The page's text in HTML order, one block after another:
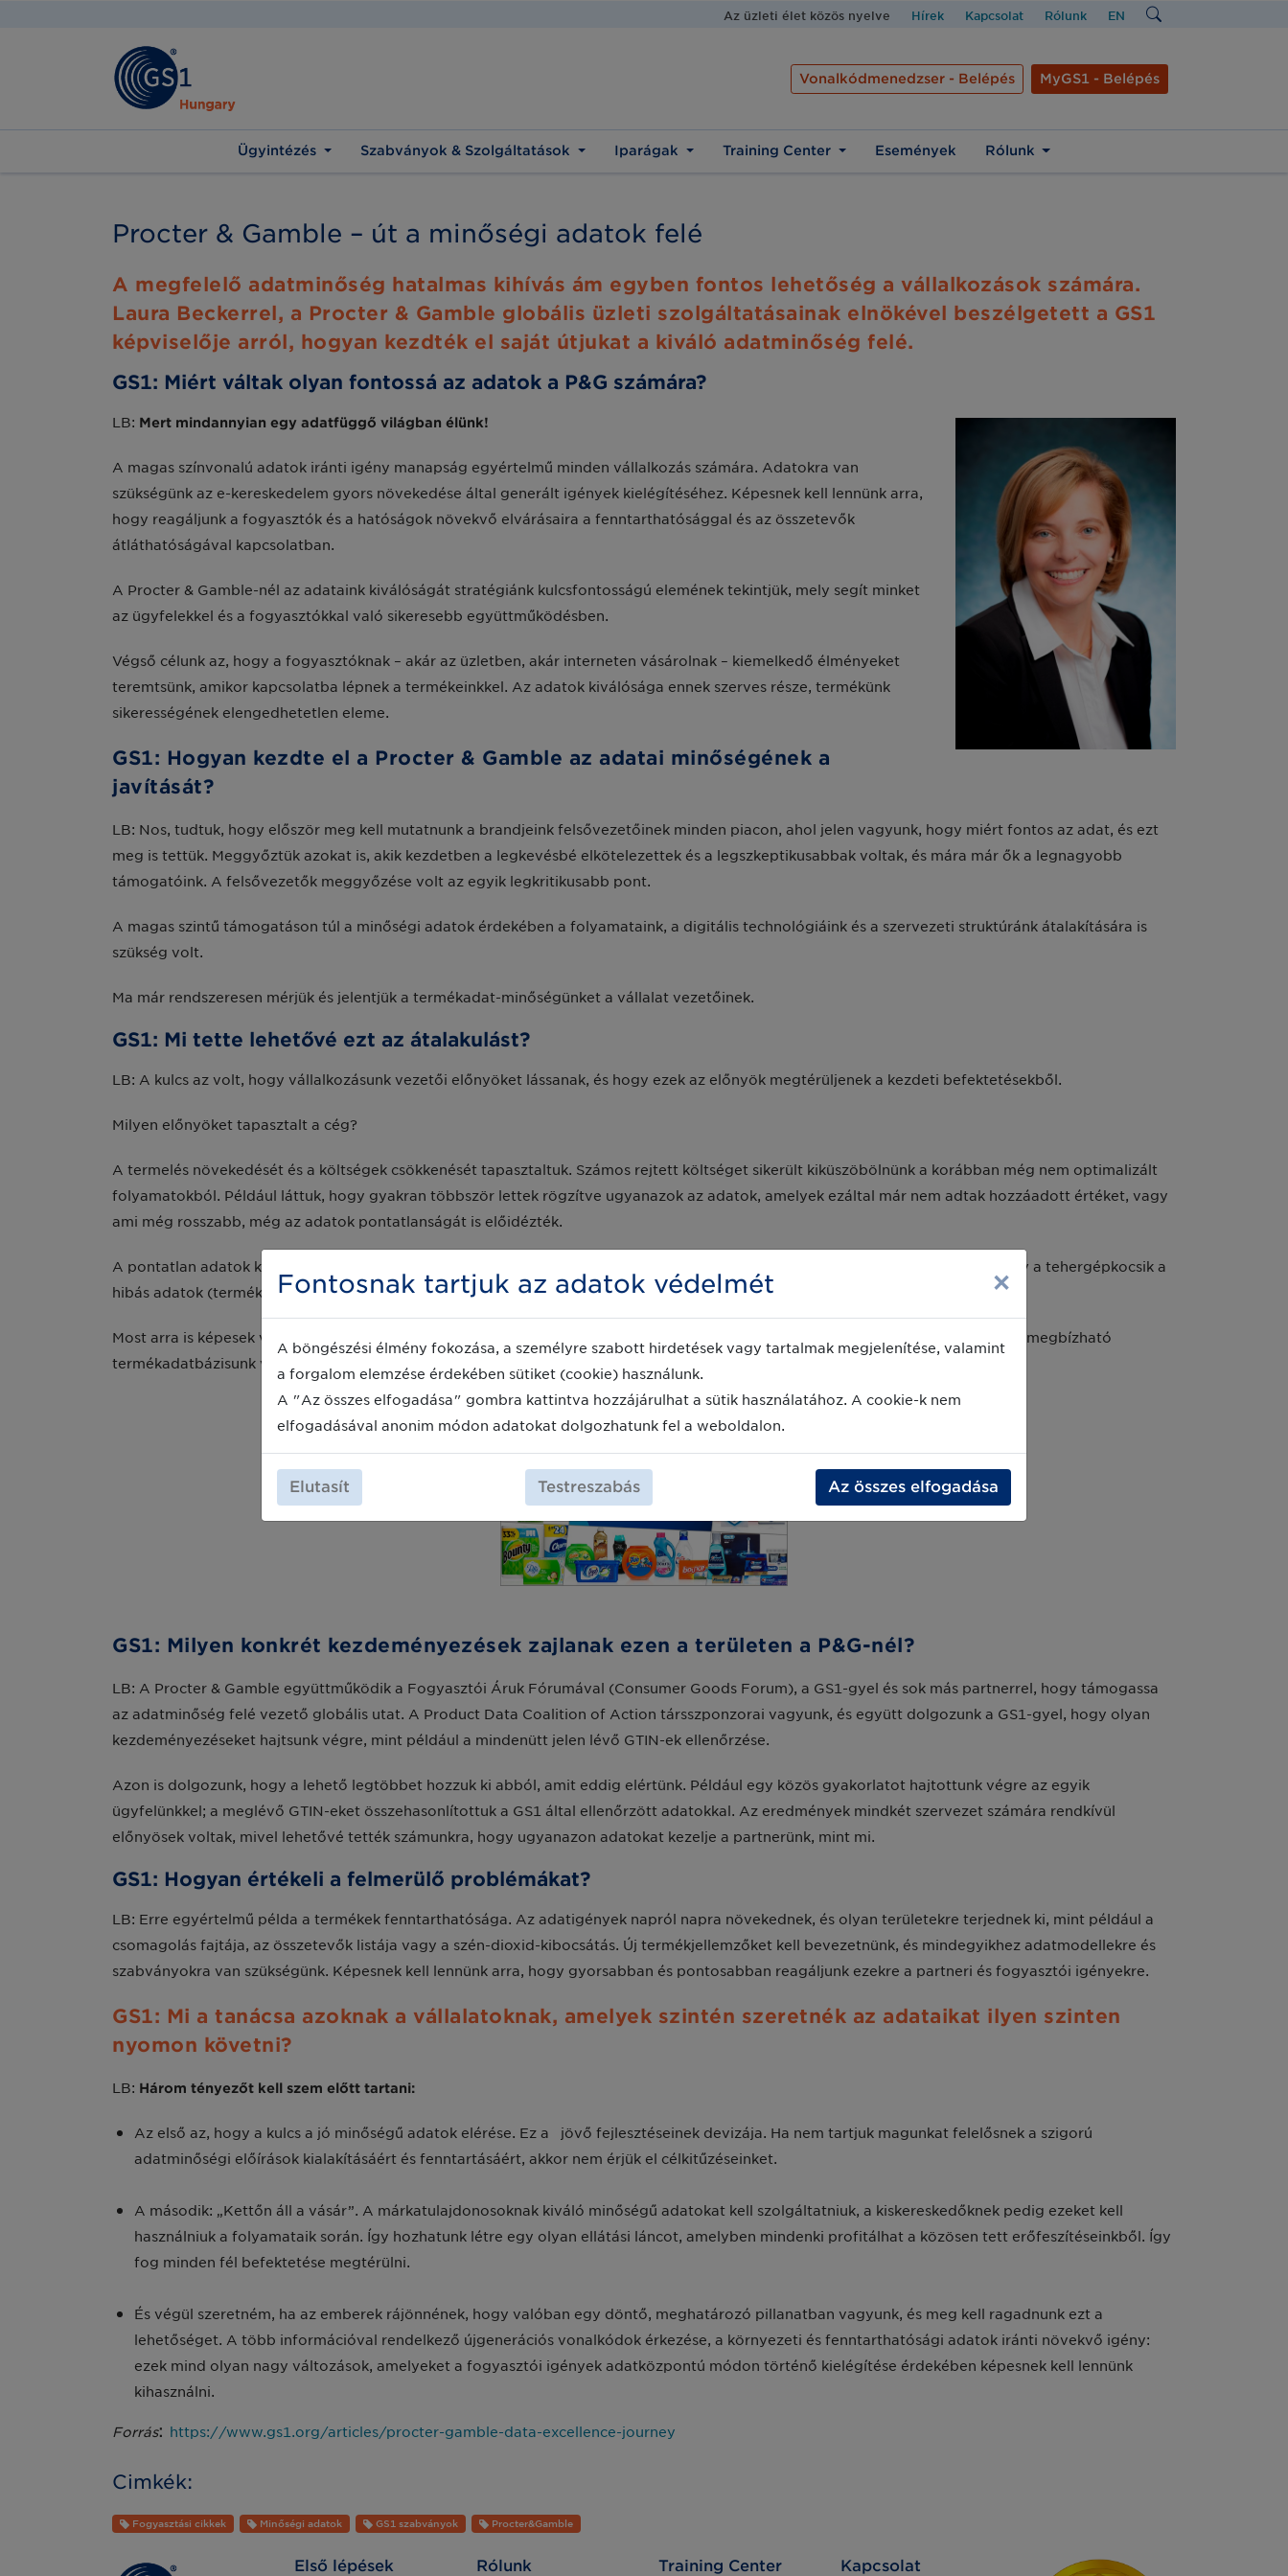
Az üzleti élet közös nyelve Hírek Kapcsolat Rólunk EN
Vonalkódmenedzser - Belépés MyGS1 - Belépés
Ügyintézés Szabványok & Szolgáltatások Iparágak Training Center Események Rólunk
Procter & Gamble – út a minőségi adatok felé
A megfelelő adatminőség hatalmas kihívás ám egyben fontos lehetőség a vállalkozások számára.
Laura Beckerrel, a Procter & Gamble globális üzleti szolgáltatásainak elnökével beszélgetett a GS1
képviselője arról, hogyan kezdték el saját útjukat a kiváló adatminőség felé.
GS1: Miért váltak olyan fontossá az adatok a P&G számára?
LB: Mert mindannyian egy adatfüggő világban élünk!
A magas színvonalú adatok iránti igény manapság egyértelmű minden vállalkozás számára. Adatokra van
szükségünk az e-kereskedelem gyors növekedése által generált igények kielégítéséhez. Képesnek kell lennünk arra,
hogy reagáljunk a fogyasztók és a hatóságok növekvő elvárásaira a fenntarthatósággal és az összetevők
átláthatóságával kapcsolatban.
A Procter & Gamble-nél az adataink kiválóságát stratégiánk kulcsfontosságú elemének tekintjük, mely segít minket
az ügyfelekkel és a fogyasztókkal való sikeresebb együttműködésben.
Végső célunk az, hogy a fogyasztóknak – akár az üzletben, akár interneten vásárolnak – kiemelkedő élményeket
teremtsünk, amikor kapcsolatba lépnek a termékeinkkel. Az adatok kiválósága ennek szerves része, termékünk
sikerességének elengedhetetlen eleme.
GS1: Hogyan kezdte el a Procter & Gamble az adatai minőségének a
javítását?
LB: Nos, tudtuk, hogy először meg kell mutatnunk a brandjeink felsővezetőinek minden piacon, ahol jelen vagyunk, hogy miért fontos az adat, és ezt
meg is tettük. Meggyőztük azokat is, akik kezdetben a legkevésbé elkötelezettek és a legszkeptikusabbak voltak, és mára már ők a legnagyobb
támogatóink. A felsővezetők meggyőzése volt az egyik legkritikusabb pont.
A magas szintű támogatáson túl a minőségi adatok érdekében a folyamataink, a digitális technológiáink és a szervezeti struktúránk átalakítására is
szükség volt.
Ma már rendszeresen mérjük és jelentjük a termékadat-minőségünket a vállalat vezetőinek.
GS1: Mi tette lehetővé ezt az átalakulást?
LB: A kulcs az volt, hogy vállalkozásunk vezetői előnyöket lássanak, és hogy ezek az előnyök megtérüljenek a kezdeti befektetésekből.
Milyen előnyöket tapasztalt a cég?
A termelés növekedését és a költségek csökkenését tapasztaltuk. Számos rejtett költséget sikerült kiküszöbölnünk a korábban még nem optimalizált
folyamatokból. Például láttuk, hogy gyakran többször lettek rögzítve ugyanazok az adatok, amelyek ezáltal már nem adtak hozzáadott értéket, vagy
ami még rosszabb, még az adatok pontatlanságát is előidézték.
A pontatlan adatok kiküszöbölésével megszüntettük a felesleges költségeket. Ez a megközelítés például elkerülhetővé teszi, hogy a tehergépkocsik a
hibás adatok (terméksúlyok vagy méretek) miatt túlsúlyosak legyenek, amiért korábban büntetést kellett fizetnünk.
Most arra is képesek vagyunk, hogy adatelemzésünket és mesterséges intelligenciánkat a következő szintre emeljük, mert szilárd, megbízható
termékadatbázisunk van, amely a külső fogyasztói adatokkal párosítható.
GS1: Milyen konkrét kezdeményezések zajlanak ezen a területen a P&G-nél?
LB: A Procter & Gamble együttműködik a Fogyasztói Áruk Fórumával (Consumer Goods Forum), a GS1-gyel és sok más partnerrel, hogy támogassa
az adatminőség felé vezető globális utat. A Product Data Coalition of Action társszponzorai vagyunk, és együtt dolgozunk a GS1-gyel, hogy olyan
kezdeményezéseket hajtsunk végre, mint például a mindenütt jelen lévő GTIN-ek ellenőrzése.
Azon is dolgozunk, hogy a lehető legtöbbet hozzuk ki abból, amit eddig elértünk. Például egy közös gyakorlatot hajtottunk végre az egyik
ügyfelünkkel; a meglévő GTIN-eket összehasonlítottuk a GS1 által ellenőrzött adatokkal. Az eredmények mindkét szervezet számára rendkívül
előnyösek voltak, mivel lehetővé tették számunkra, hogy ugyanazon adatokat kezelje a partnerünk, mint mi.
GS1: Hogyan értékeli a felmerülő problémákat?
LB: Erre egyértelmű példa a termékek fenntarthatósága. Az adatigények napról napra növekednek, és olyan területekre terjednek ki, mint például a
csomagolás fajtája, az összetevők listája vagy a szén-dioxid-kibocsátás. Új termékjellemzőket kell bevezetnünk, és mindegyikhez adatmodellekre és
szabványokra van szükségünk. Képesnek kell lennünk arra, hogy gyorsabban és pontosabban reagáljunk ezekre a partneri és fogyasztói igényekre.
GS1: Mi a tanácsa azoknak a vállalatoknak, amelyek szintén szeretnék az adataikat ilyen szinten
nyomon követni?
LB: Három tényezőt kell szem előtt tartani:
Az első az, hogy a kulcs a jó minőségű adatok elérése. Ez a jövő fejlesztéseinek devizája. Ha nem tartjuk magunkat felelősnek a szigorú
adatminőségi előírások kialakításáért és fenntartásáért, akkor nem érjük el célkitűzéseinket.
A második: „Kettőn áll a vásár”. A márkatulajdonosoknak kiváló minőségű adatokat kell szolgáltatniuk, a kiskereskedőknek pedig ezeket kell
használniuk a folyamataik során. Így hozhatunk létre egy olyan ellátási láncot, amelyben mindenki profitálhat a közösen tett erőfeszítéseinkből. Így
fog minden fél befektetése megtérülni.
És végül szeretném, ha az emberek rájönnének, hogy valóban egy döntő, meghatározó pillanatban vagyunk, és meg kell ragadnunk ezt a
lehetőséget. A több információval rendelkező újgenerációs vonalkódok érkezése, a környezeti és fenntarthatósági adatok iránti növekvő igény:
ezek mind olyan nagy változások, amelyeket a fogyasztói igények adatközpontú módon történő kielégítése érdekében képesnek kell lennünk
kihasználni.
Forrás: https://www.gs1.org/articles/procter-gamble-data-excellence-journey
Cimkék:
Fogyasztási cikkek Minőségi adatok GS1 szabványok Procter&Gamble
Első lépések Rólunk Training Center Kapcsolat
Fontosnak tartjuk az adatok védelmét ×
A böngészési élmény fokozása, a személyre szabott hirdetések vagy tartalmak megjelenítése, valamint
a forgalom elemzése érdekében sütiket (cookie) használunk.
A "Az összes elfogadása" gombra kattintva hozzájárulhat a sütik használatához. A cookie-k nem
elfogadásával anonim módon adatokat dolgozhatunk fel a weboldalon.
Elutasít Testreszabás Az összes elfogadása